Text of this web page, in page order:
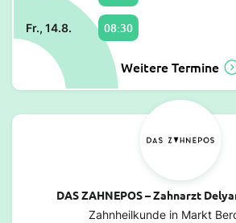
Fr., 14.8. 08:30
Weitere Termine
DAS ZAHNEPOS – Zahnarzt
Zahnheilkunde in Markt